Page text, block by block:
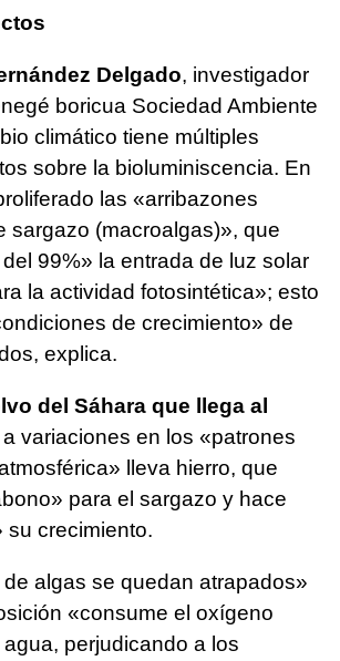
Delgado, investigador
boricua Sociedad Ambiente
climático tiene múltiples
sobre la bioluminiscencia. En
las «arribazones
sargazo (macroalgas)», que
99%» la entrada de luz solar
la actividad fotosintética»; esto
de crecimiento» de
explica.
del Sáhara que llega al
variaciones en los «patrones
lleva hierro, que
para el sargazo y hace
su crecimiento.
algas se quedan atrapados»
«consume el oxígeno
perjudicando a los